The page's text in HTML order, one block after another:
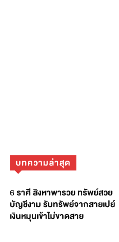
บทความล่าสุด
6 ราศี สิงหาพารวย ทรัพย์สวย
บัญชีงาม รับทรัพย์จากสายเปย์
เงินหมุนเข้าไม่ขาดสาย